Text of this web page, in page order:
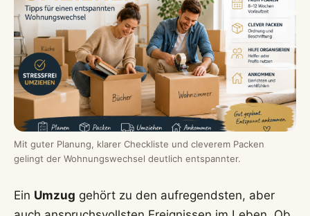
Mit guter Planung, klarer Checkliste und cleverem Packen
gelingt der Wohnungswechsel deutlich entspannter.
Ein Umzug gehört zu den aufregendsten, aber